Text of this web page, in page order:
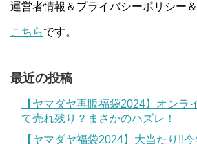
運営者情報＆プライバシーポリシー
こちらです。
最近の投稿
【ヤマダヤ再販福袋2024】オンラ
て売れ残り？まさかのハズレ！
【ヤマダヤ福袋2024】大当たり!!